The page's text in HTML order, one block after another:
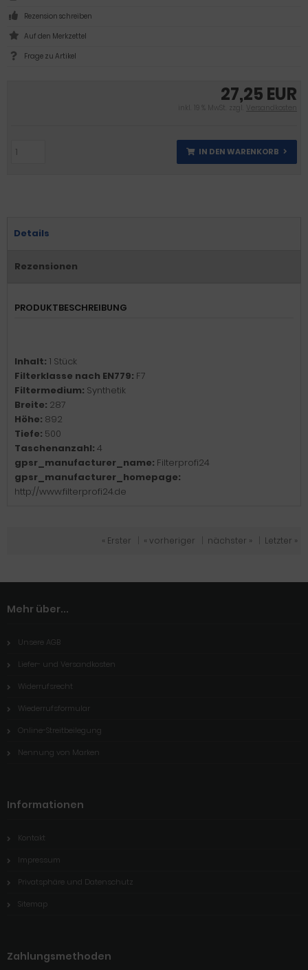
27,25 EUR
inkl. 19 % MwSt. zzgl. Versandkosten
IN DEN WARENKORB
Rezension schreiben
Frage zu Artikel
Details
Rezensionen
PRODUKTBESCHREIBUNG
Inhalt: 1 Stück
Filterklasse nach EN779: F7
Filtermedium: Synthetik
Breite: 287
Höhe: 892
Tiefe: 500
Taschenanzahl: 4
gpsr_manufacturer_name: Filterprofi24
gpsr_manufacturer_homepage:
http://www.filterprofi24.de
« Erster « vorheriger nächster » Letzter »
Mehr über...
Unsere AGB
Liefer- und Versandkosten
Widerrufsrecht
Wiederrufsformular
Online-Streitbeilegung
Nennung von Marken
Informationen
Kontakt
Impressum
Privatsphäre und Datenschutz
Sitemap
Zahlungsmethoden